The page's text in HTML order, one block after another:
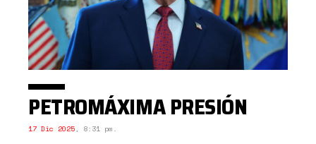
PETROMÁXIMA PRESIÓN
17 Dic 2025, 8:31 pm.